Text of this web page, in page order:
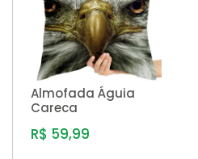
Almofada Águia
Careca
R$ 59,99